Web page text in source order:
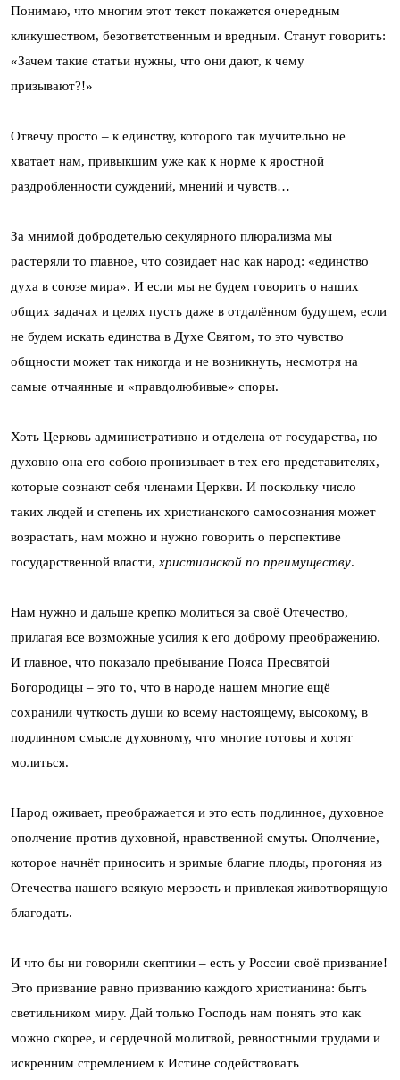
Понимаю, что многим этот текст покажется очередным
кликушеством, безответственным и вредным. Станут говорить:
«Зачем такие статьи нужны, что они дают, к чему
призывают?!»
Отвечу просто – к единству, которого так мучительно не
хватает нам, привыкшим уже как к норме к яростной
раздробленности суждений, мнений и чувств…
За мнимой добродетелью секулярного плюрализма мы
растеряли то главное, что созидает нас как народ: «единство
духа в союзе мира». И если мы не будем говорить о наших
общих задачах и целях пусть даже в отдалённом будущем, если
не будем искать единства в Духе Святом, то это чувство
общности может так никогда и не возникнуть, несмотря на
самые отчаянные и «правдолюбивые» споры.
Хоть Церковь административно и отделена от государства, но
духовно она его собою пронизывает в тех его представителях,
которые сознают себя членами Церкви. И поскольку число
таких людей и степень их христианского самосознания может
возрастать, нам можно и нужно говорить о перспективе
государственной власти, христианской по преимуществу.
Нам нужно и дальше крепко молиться за своё Отечество,
прилагая все возможные усилия к его доброму преображению.
И главное, что показало пребывание Пояса Пресвятой
Богородицы – это то, что в народе нашем многие ещё
сохранили чуткость души ко всему настоящему, высокому, в
подлинном смысле духовному, что многие готовы и хотят
молиться.
Народ оживает, преображается и это есть подлинное, духовное
ополчение против духовной, нравственной смуты. Ополчение,
которое начнёт приносить и зримые благие плоды, прогоняя из
Отечества нашего всякую мерзость и привлекая животворящую
благодать.
И что бы ни говорили скептики – есть у России своё призвание!
Это призвание равно призванию каждого христианина: быть
светильником миру. Дай только Господь нам понять это как
можно скорее, и сердечной молитвой, ревностными трудами и
искренним стремлением к Истине содействовать